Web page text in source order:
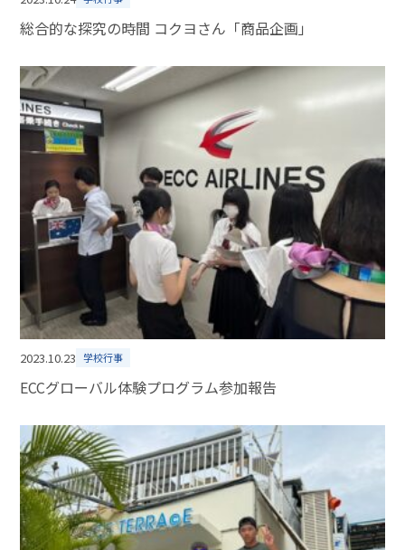
総合的な探究の時間 コクヨさん「商品企画」
2023.10.23 学校行事
ECCグローバル体験プログラム参加報告